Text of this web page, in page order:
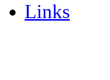
Links